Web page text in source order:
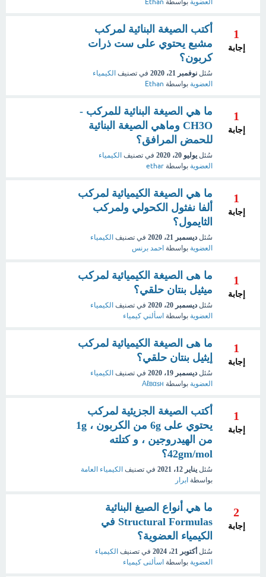
1
إجابة
أكتب الصيغة البنائية لمركب
مشبع يحتوي على ست ذرات
كربون؟
سُئل نوفمبر 21، 2020 في تصنيف الكيمياء
العضوية بواسطة Ethan
1
إجابة
ما هي الصيغة البنائية للمركب -
CH3O وماهي الصيغة البنائية
للحمض المرافق؟
سُئل يوليو 20، 2020 في تصنيف الكيمياء
العضوية بواسطة ethar
1
إجابة
ما هي الصيغة الكيميائية لمركب
ألفا نفثول الكحولي ولمركب
الثايمول؟
سُئل ديسمبر 21، 2020 في تصنيف الكيمياء
العضوية بواسطة احمد برنس
1
إجابة
ما هى الصيغة الكيميائية لمركب
ميثيل بنتان حلقي؟
سُئل ديسمبر 20، 2020 في تصنيف الكيمياء
العضوية بواسطة اسألني كيمياء
1
إجابة
ما هى الصيغة الكيميائية لمركب
إيثيل بنتان حلقي؟
سُئل ديسمبر 19، 2020 في تصنيف الكيمياء
العضوية بواسطة Αℓвαsн
1
إجابة
أكتب الصيغة الجزيئية لمركب
يحتوي على 6g من الكربون ، 1g
من الهيدروجين ، و كتلته
42gm/mol؟
سُئل يناير 12، 2021 في تصنيف الكيمياء العامة
بواسطة ابرار
2
إجابة
ما هي أنواع الصيغ البنائية
Structural Formulas في
الكيمياء العضوية؟
سُئل أكتوبر 21، 2024 في تصنيف الكيمياء
العضوية بواسطة اسألنى كيمياء